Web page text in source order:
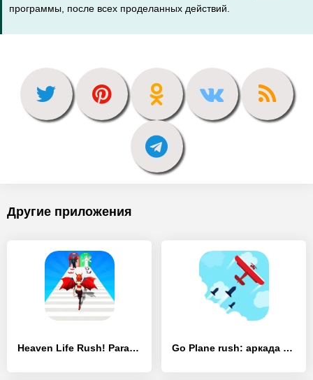
программы, после всех проделанных действий.
Другие приложения
Heaven Life Rush! Paradise Run - [MOD Бесконечные деньги] Go Plane rush: аркада - [MOD Много денег]